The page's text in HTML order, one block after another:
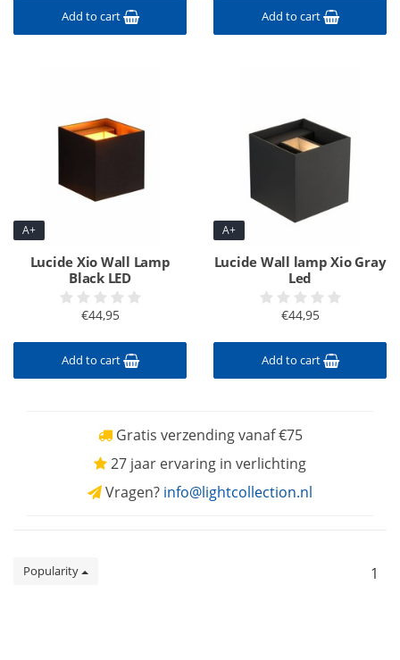
Add to cart Add to cart
A+
Lucide Xio Wall Lamp
Black LED
€44,95
Add to cart
A+
Lucide Wall lamp Xio Gray
Led
€44,95
Add to cart
Gratis verzending vanaf €75
27 jaar ervaring in verlichting
Vragen? info@lightcollection.nl
Popularity 1